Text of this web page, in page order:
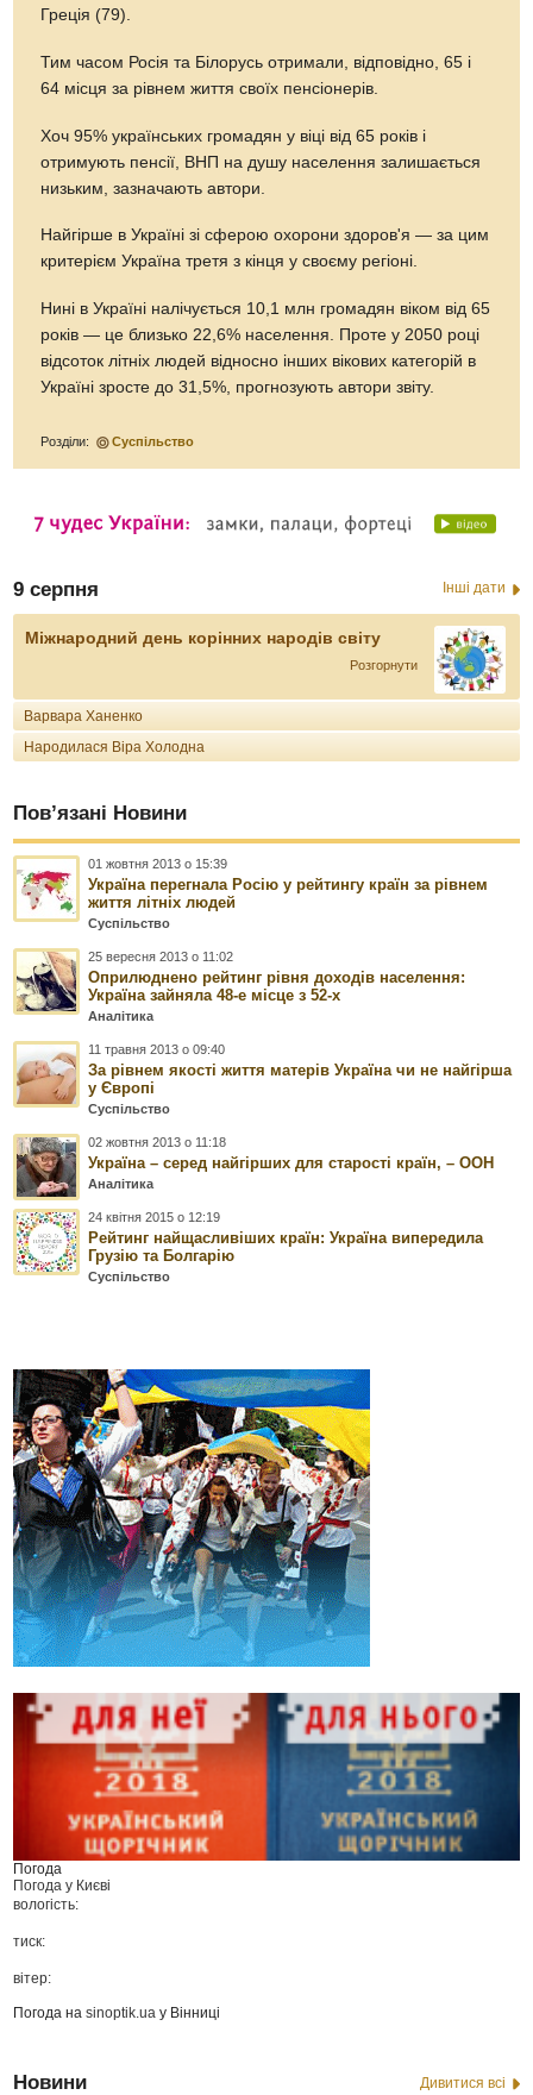
Греція (79).
Тим часом Росія та Білорусь отримали, відповідно, 65 і
64 місця за рівнем життя своїх пенсіонерів.
Хоч 95% українських громадян у віці від 65 років і
отримують пенсії, ВНП на душу населення залишається
низьким, зазначають автори.
Найгірше в Україні зі сферою охорони здоров'я — за цим
критерієм Україна третя з кінця у своєму регіоні.
Нині в Україні налічується 10,1 млн громадян віком від 65
років — це близько 22,6% населення. Проте у 2050 році
відсоток літніх людей відносно інших вікових категорій в
Україні зросте до 31,5%, прогнозують автори звіту.
Розділи: Суспільство
9 серпня Інші дати
Міжнародний день корінних народів світу
Розгорнути
Варвара Ханенко
Народилася Віра Холодна
Пов’язані Новини
01 жовтня 2013 о 15:39
Україна перегнала Росію у рейтингу країн за рівнем
життя літніх людей
Суспільство
25 вересня 2013 о 11:02
Оприлюднено рейтинг рівня доходів населення:
Україна зайняла 48-е місце з 52-х
Аналітика
11 травня 2013 о 09:40
За рівнем якості життя матерів Україна чи не найгірша
у Європі
Суспільство
02 жовтня 2013 о 11:18
Україна – серед найгірших для старості країн, – ООН
Аналітика
24 квітня 2015 о 12:19
Рейтинг найщасливіших країн: Україна випередила
Грузію та Болгарію
Суспільство
Погода
Погода у Києві
вологість:
тиск:
вітер:
Погода наsinoptik.ua у Вінниці
Новини Дивитися всі